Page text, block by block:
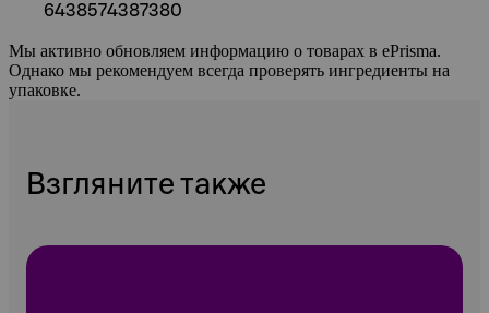
6438574387380
Мы активно обновляем информацию о товарах в ePrisma.
Однако мы рекомендуем всегда проверять ингредиенты на
упаковке.
Взгляните также